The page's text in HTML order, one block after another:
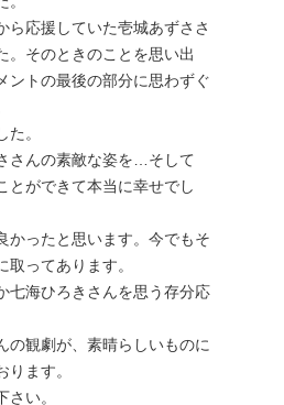
ら応援していた壱城あずささ
。そのときのことを思い出
ントの最後の部分に思わずぐ
。
さんの素敵な姿を…そして
とができて本当に幸せでし
かったと思います。今でもそ
ってあります。
七海ひろきさんを思う存分応
の観劇が、素晴らしいものに
ます。
い。